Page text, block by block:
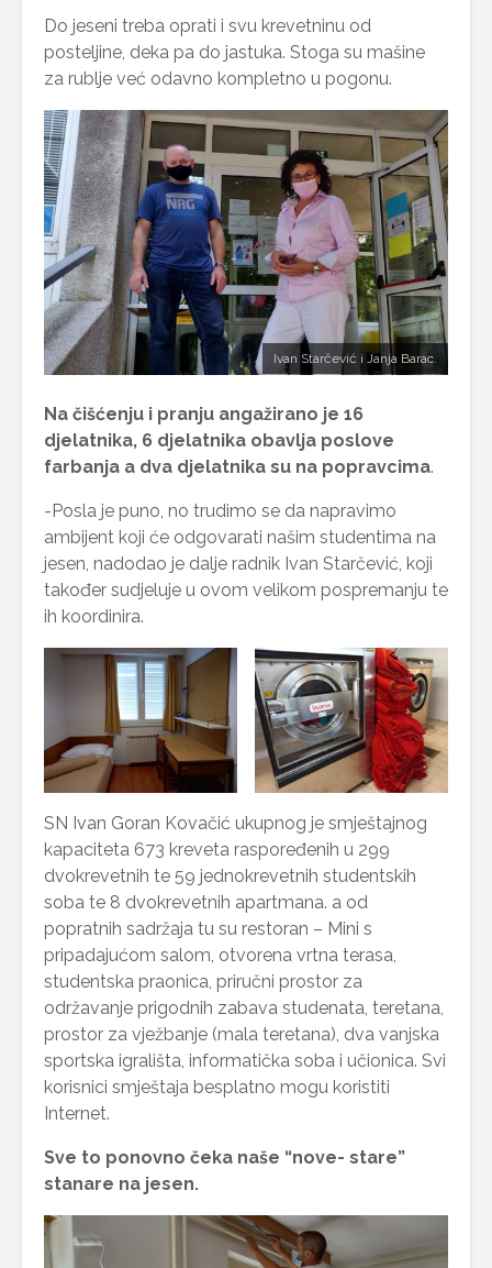
Do jeseni treba oprati i svu krevetninu od
posteljine, deka pa do jastuka. Stoga su mašine
za rublje već odavno kompletno u pogonu.
Ivan Starčević i Janja Barac.
Na čišćenju i pranju angažirano je 16
djelatnika, 6 djelatnika obavlja poslove
farbanja a dva djelatnika su na popravcima.
-Posla je puno, no trudimo se da napravimo
ambijent koji će odgovarati našim studentima na
jesen, nadodao je dalje radnik Ivan Starčević, koji
također sudjeluje u ovom velikom pospremanju te
ih koordinira.
SN Ivan Goran Kovačić ukupnog je smještajnog
kapaciteta 673 kreveta raspoređenih u 299
dvokrevetnih te 59 jednokrevetnih studentskih
soba te 8 dvokrevetnih apartmana. a od
popratnih sadržaja tu su restoran – Mini s
pripadajućom salom, otvorena vrtna terasa,
studentska praonica, priručni prostor za
održavanje prigodnih zabava studenata, teretana,
prostor za vježbanje (mala teretana), dva vanjska
sportska igrališta, informatička soba i učionica. Svi
korisnici smještaja besplatno mogu koristiti
Internet.
Sve to ponovno čeka naše “nove- stare”
stanare na jesen.